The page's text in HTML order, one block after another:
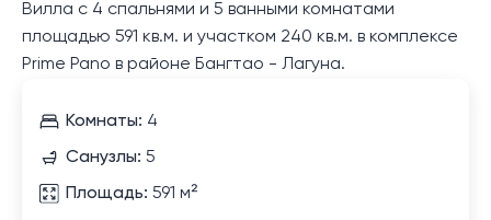
Вилла с 4 спальнями и 5 ванными комнатами
площадью 591 кв.м. и участком 240 кв.м. в комплексе
Prime Pano в районе Бангтао - Лагуна.
Комнаты: 4
Санузлы: 5
Площадь: 591 м²